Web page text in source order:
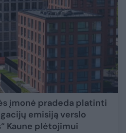
įmonė pradeda platinti
emisiją verslo
Kaune plėtojimui